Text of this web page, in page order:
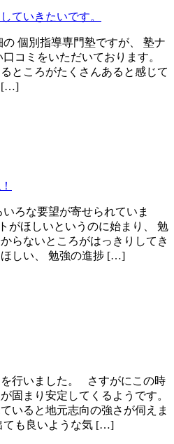
ていきたいです。
個別指導専門塾ですが、 塾ナ
コミをいただいております。
ところがたくさんあると感じて
[…]
ろな要望が寄せられていま
がほしいというのに始まり、 勉
らないところがはっきりしてき
しい、 勉強の進捗 […]
行いました。 さすがにこの時
固まり安定してくるようです。
いると地元志向の強さが伺えま
ても良いような気 […]